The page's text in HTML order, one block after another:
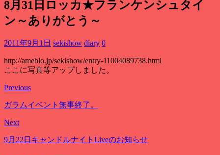
8月31日ロッカ★フランケンシュタイ
ン～ありがとう～
2011年9月1日 sekishow diary 0
http://ameblo.jp/sekishow/entry-11004089738.html
ここに写真等アップしました。
Previous
ガラムイベント無事終了。
Next
9月22日キャンドルナイトLiveのお知らせ